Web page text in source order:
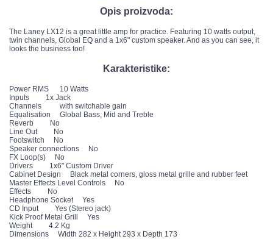
Opis proizvoda:
The Laney LX12 is a great little amp for practice. Featuring 10 watts output,
twin channels, Global EQ and a 1x6" custom speaker. And as you can see, it
looks the business too!
Karakteristike:
Power RMS 10 Watts
Inputs 1x Jack
Channels with switchable gain
Equalisation Global Bass, Mid and Treble
Reverb No
Line Out No
Footswitch No
Speaker connections No
FX Loop(s) No
Drivers 1x6" Custom Driver
Cabinet Design Black metal corners, gloss metal grille and rubber feet
Master Effects Level Controls No
Effects No
Headphone Socket Yes
CD Input Yes (Stereo jack)
Kick Proof Metal Grill Yes
Weight 4.2 Kg
Dimensions Width 282 x Height 293 x Depth 173